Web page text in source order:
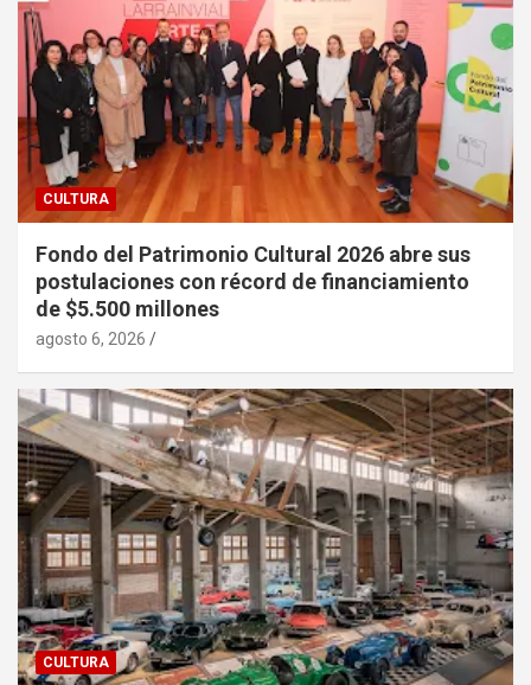
CULTURA
Fondo del Patrimonio Cultural 2026 abre sus
postulaciones con récord de financiamiento
de $5.500 millones
agosto 6, 2026
CULTURA